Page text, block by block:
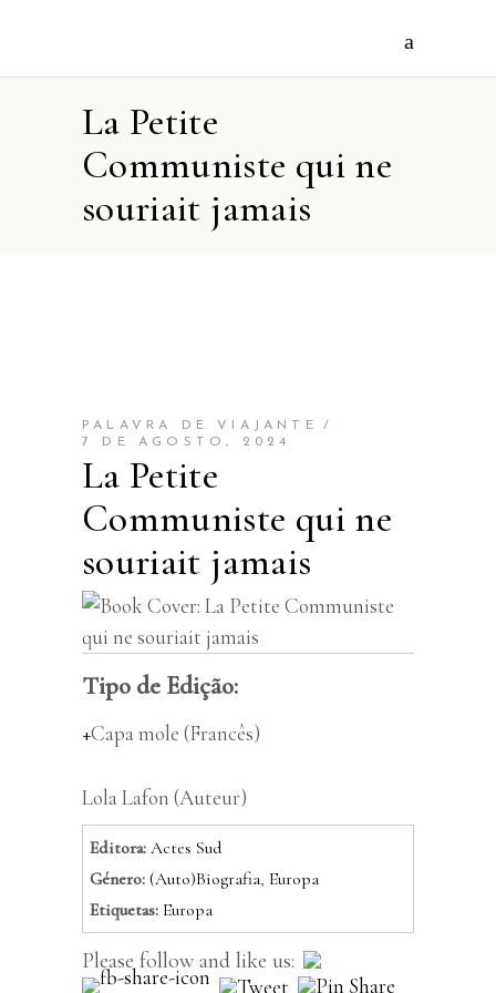
La Petite
Communiste qui ne
souriait jamais
PALAVRA DE VIAJANTE
7 DE AGOSTO, 2024
La Petite
Communiste qui ne
souriait jamais
Tipo de Edição:
Capa mole (Francês)
Lola Lafon (Auteur)
Editora: Actes Sud
Género: (Auto)Biografia, Europa
Etiquetas: Europa
Please follow and like us: